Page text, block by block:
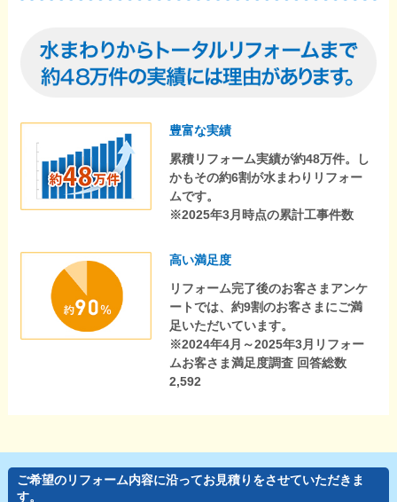
豊富な実績
累積リフォーム実績が約48万件。し
かもその約6割が水まわりリフォー
ムです。
※2025年3月時点の累計工事件数
高い満足度
リフォーム完了後のお客さまアンケ
ートでは、約9割のお客さまにご満
足いただいています。
※2024年4月～2025年3月リフォー
ムお客さま満足度調査 回答総数
2,592
ご希望のリフォーム内容に沿ってお見積りをさせていただきま
す。